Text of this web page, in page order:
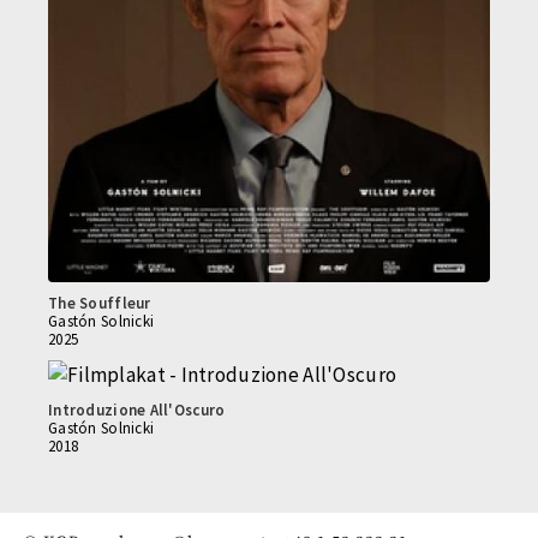
The Souffleur
Gastón Solnicki
2025
Introduzione All'Oscuro
Gastón Solnicki
2018